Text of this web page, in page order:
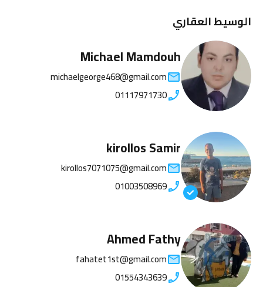
الوسيط العقاري
Michael Mamdouh
michaelgeorge468@gmail.com
01117971730
kirollos Samir
kirollos7071075@gmail.com
01003508969
Ahmed Fathy
fahatet1st@gmail.com
01554343639